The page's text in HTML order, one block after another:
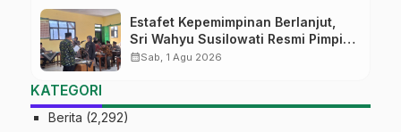
Estafet Kepemimpinan Berlanjut,
Sri Wahyu Susilowati Resmi Pimpin
MTs Ma’arif Sapuran
calendar_monthSab, 1 Agu 2026
KATEGORI
Berita (2,292)